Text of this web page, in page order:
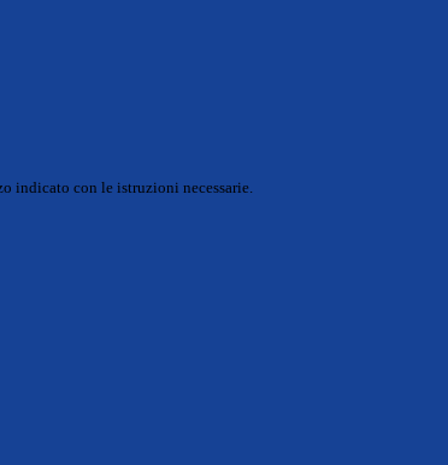
indicato con le istruzioni necessarie.